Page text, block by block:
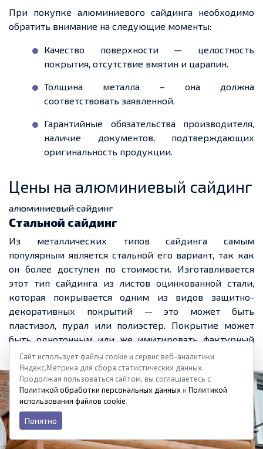
При покупке алюминиевого сайдинга необходимо
обратить внимание на следующие моменты:
Качество поверхности — целостность
покрытия, отсутствие вмятин и царапин.
Толщина металла – она должна
соответствовать заявленной.
Гарантийные обязательства производителя,
наличие документов, подтверждающих
оригинальность продукции.
Цены на алюминиевый сайдинг
алюминиевый сайдинг
Стальной сайдинг
Из металлических типов сайдинга самым
популярным является стальной его вариант, так как
он более доступен по стоимости. Изготавливается
этот тип сайдинга из листов оцинкованной стали,
которая покрывается одним из видов защитно-
декоративных покрытий — это может быть
пластизол, пуралили полиэстер. Покрытие может
быть однотонным или же имитировать фактурный
рисунок древесины.
Сайт использует файлы cookie и сервис веб-аналитики
Яндекс.Метрика для сбора статистических данных.
Продолжая пользоваться сайтом, вы соглашаетесь с
Политикой обработки персональных данных и Политикой
использования файлов cookie.
Понятно